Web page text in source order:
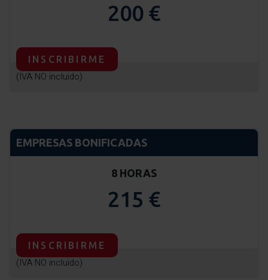
200 €
INSCRIBIRME
(IVA NO incluido)
EMPRESAS BONIFICADAS
8 HORAS
215 €
INSCRIBIRME
(IVA NO incluido)